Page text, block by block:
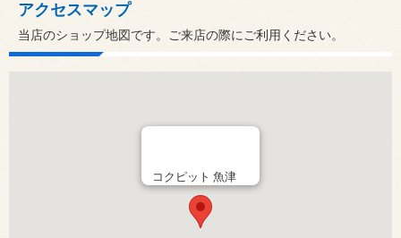
アクセスマップ
当店のショップ地図です。ご来店の際にご利用ください。
コクピット 魚津